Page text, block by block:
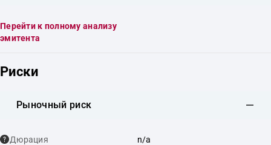
Перейти к полному анализу
эмитента
Риски
Рыночный риск
Дюрация n/a